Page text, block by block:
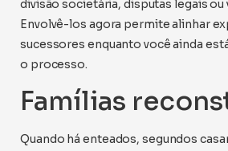
divisão societária, disputas legais ou
Envolvê-los agora permite alinhar
sucessores enquanto você ainda
o processo.
Famílias
Quando há enteados, segundos